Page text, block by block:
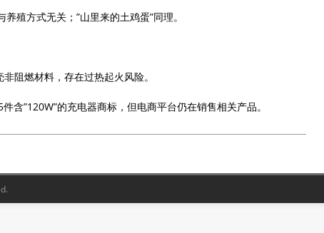
殖方式无关；”山里来的土鸡蛋”同理。‌‌
阻燃材料，存在过热起火风险。‌‌
含”120W”的充电器商标，但电商平台仍在销售相关产品。‌‌